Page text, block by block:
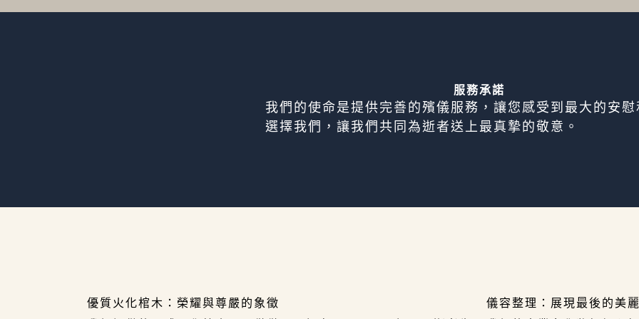
服務承諾
我們的使命是提供完善的殯儀服務 ，讓您感受到最大的安慰
選擇我們，讓我們共同為逝者送上最真摯的敬意。
優質火化棺木：榮耀與尊嚴的象徵
儀容整理：展現最後的美麗